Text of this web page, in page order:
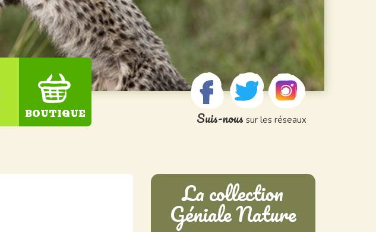
BOUTIQUE Suis-nous sur les réseaux
La collection
Géniale Nature